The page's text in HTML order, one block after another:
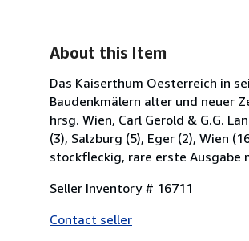
About this Item
Das Kaiserthum Oesterreich in
Baudenkmälern alter und neuer
hrsg. Wien, Carl Gerold & G.G.
(3), Salzburg (5), Eger (2), Wien
stockfleckig, rare erste Ausgabe
Seller Inventory # 16711
Contact seller